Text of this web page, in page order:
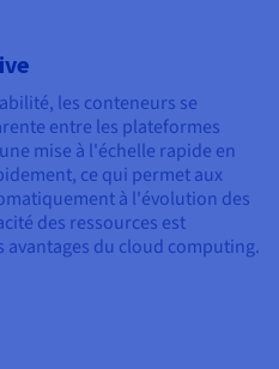
les conteneurs se
entre les plateformes
mise à l'échelle rapide en
ce qui permet aux
à l'évolution des
des ressources est
du cloud computing.